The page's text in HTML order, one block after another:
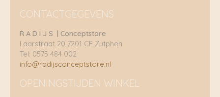
CONTACTGEGEVENS
R A D I J S | Conceptstore
Laarstraat 20 7201 CE Zutphen
Tel: 0575 484 002
info@radijsconceptstore.nl
OPENINGSTIJDEN WINKEL